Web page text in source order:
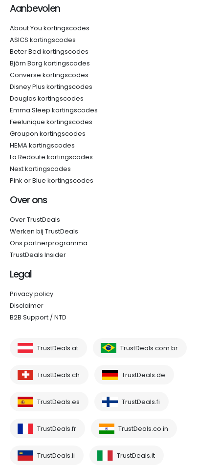
Aanbevolen
About You kortingscodes
ASICS kortingscodes
Beter Bed kortingscodes
Björn Borg kortingscodes
Converse kortingscodes
Disney Plus kortingscodes
Douglas kortingscodes
Emma Sleep kortingscodes
Feelunique kortingscodes
Groupon kortingscodes
HEMA kortingscodes
La Redoute kortingscodes
Next kortingscodes
Pink or Blue kortingscodes
Over ons
Over TrustDeals
Werken bij TrustDeals
Ons partnerprogramma
TrustDeals Insider
Legal
Privacy policy
Disclaimer
B2B Support / NTD
TrustDeals.at TrustDeals.com.br
TrustDeals.ch TrustDeals.de
TrustDeals.es TrustDeals.fi
TrustDeals.fr TrustDeals.co.in
TrustDeals.li TrustDeals.it